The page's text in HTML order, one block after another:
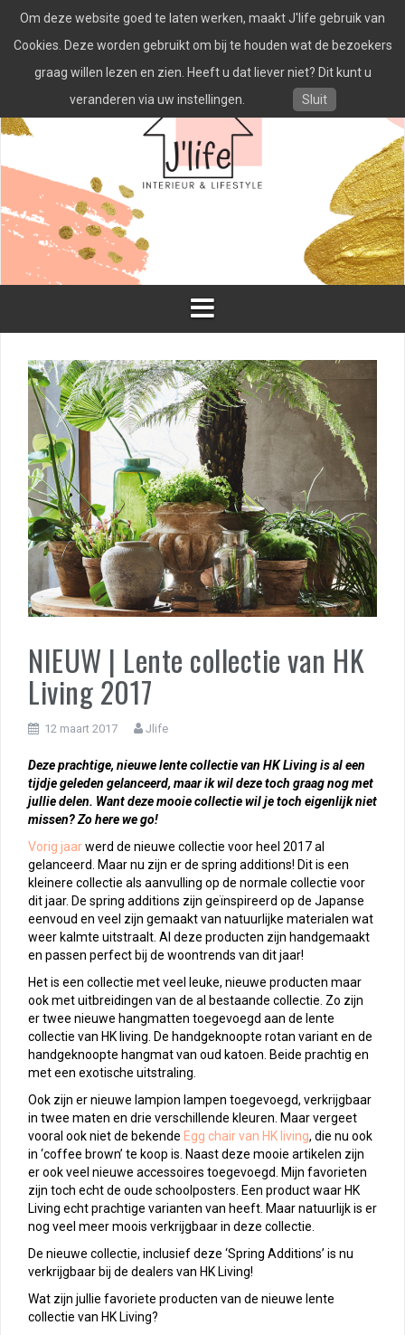
naar
inhoud
NIEUW | Lente collectie van HK
Living 2017
12 maart 2017 Jlife
Deze prachtige, nieuwe lente collectie van HK Living is al een
tijdje geleden gelanceerd, maar ik wil deze toch graag nog met
jullie delen. Want deze mooie collectie wil je toch eigenlijk niet
missen? Zo here we go!
Vorig jaarwerd de nieuwe collectie voor heel 2017 al
gelanceerd. Maar nu zijn er de spring additions! Dit is een
kleinere collectie als aanvulling op de normale collectie voor
dit jaar. De spring additions zijn geïnspireerd op de Japanse
eenvoud en veel zijn gemaakt van natuurlijke materialen wat
weer kalmte uitstraalt. Al deze producten zijn handgemaakt
en passen perfect bij de woontrends van dit jaar!
Het is een collectie met veel leuke, nieuwe producten maar
ook met uitbreidingen van de al bestaande collectie. Zo zijn
er twee nieuwe hangmatten toegevoegd aan de lente
collectie van HK living. De handgeknoopte rotan variant en de
handgeknoopte hangmat van oud katoen. Beide prachtig en
met een exotische uitstraling.
Ook zijn er nieuwe lampion lampen toegevoegd, verkrijgbaar
in twee maten en drie verschillende kleuren. Maar vergeet
vooral ook niet de bekende Egg chair van HK living, die nu ook
in ‘coffee brown’ te koop is. Naast deze mooie artikelen zijn
er ook veel nieuwe accessoires toegevoegd. Mijn favorieten
zijn toch echt de oude schoolposters. Een product waar HK
Living echt prachtige varianten van heeft. Maar natuurlijk is er
nog veel meer moois verkrijgbaar in deze collectie.
De nieuwe collectie, inclusief deze ‘Spring Additions’ is nu
verkrijgbaar bij de dealers van HK Living!
Wat zijn jullie favoriete producten van de nieuwe lente
collectie van HK Living?
Om deze website goed te laten werken, maakt J'life gebruik van
Cookies. Deze worden gebruikt om bij te houden wat de bezoekers
graag willen lezen en zien. Heeft u dat liever niet? Dit kunt u
veranderen via uw instellingen.
Sluit